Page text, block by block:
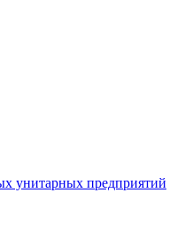
унитарных предприятий